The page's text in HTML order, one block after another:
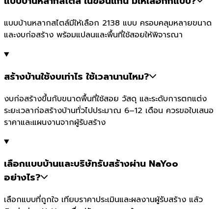
แบบบ้านหลากสไตล์มีให้เลือก 2138 แบบ ครอบคลุมหลายขนาด
และงบก่อสร้าง พร้อมแปลนและพื้นที่ใช้สอยให้พิจารณา
สร้างบ้านใช้งบเท่าไร ใช้เวลานานไหม?
งบก่อสร้างขึ้นกับขนาดพื้นที่ใช้สอย วัสดุ และระดับการตกแต่ง
ระยะเวลาก่อสร้างบ้านทั่วไปประมาณ 6–12 เดือน ควรขอใบเสนอ
ราคาและแผนงานจากผู้รับสร้าง
เลือกแบบบ้านและบริษัทรับสร้างผ่าน NaYoo
อย่างไร?
เลือกแบบที่ถูกใจ เทียบราคาประเมินและผลงานผู้รับสร้าง แล้ว